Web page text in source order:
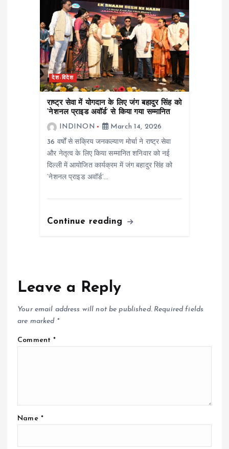
देश-विदेश
राष्ट्र सेवा में योगदान के लिए जंग बहादुर सिंह को
‘नेशनल प्राइड अवॉर्ड’ से किया गया सम्मानित
INDINON
March 14, 2026
36 वर्षों से सक्रिय जनकल्याण मोर्चा ने राष्ट्र सेवा
और नेतृत्व के लिए किया सम्मानित शनिवार को नई
दिल्ली में आयोजित कार्यक्रम में जंग बहादुर सिंह को
‘नेशनल प्राइड अवॉर्ड’…
Continue reading
Leave a Reply
Your email address will not be published. Required fields
are marked *
Comment*
Name *